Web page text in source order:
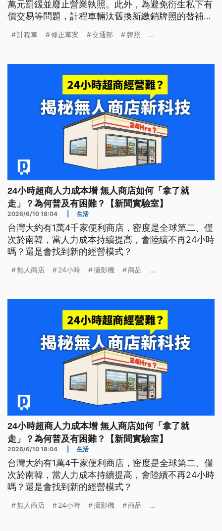
萬元罰鍰並廢止營業執照。此外，為避免衍生私下有
價交易等問題，計程車輛汰舊換新繳銷牌照的替補期
路。
計程車 修正草案 交通部 牌照 ...
24小時超商人力成本增 無人商店如何「拿了就
走」？為何普及有困難？【新聞實驗室】
2026/6/10 18:04 生活
台灣大約有1萬4千家便利商店，密度是全球第二、僅
次於南韓，當人力成本持續提高，會陸續不再24小時
嗎？還是會找到新的經營模式？
無人商店 24小時 攝影機 商品 ...
24小時超商人力成本增 無人商店如何「拿了就
走」？為何普及有困難？【新聞實驗室】
2026/6/10 18:04 生活
台灣大約有1萬4千家便利商店，密度是全球第二、僅
次於南韓，當人力成本持續提高，會陸續不再24小時
嗎？還是會找到新的經營模式？
無人商店 24小時 攝影機 商品 ...